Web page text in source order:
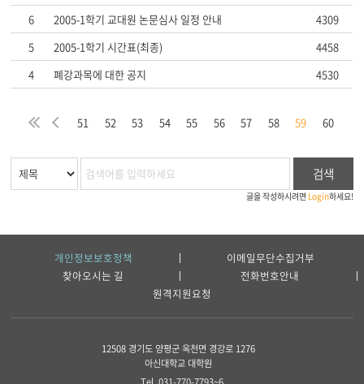
6
2005-1학기 교대원 논문심사 일정 안내
4309
5
2005-1학기 시간표(최종)
4458
4
폐강과목에 대한 공지 4530
처
음
이 51 52 53 54 55 56 57 58 59 60
검색
글을 작성하시려면 Login하세요!
개인정보보호정책
이메일무단수집거부
찾아오시는 길
전화번호안내
원격지원요청
12508 경기도 양평군 옥천면 경강로 1276
아신대학교 대학원